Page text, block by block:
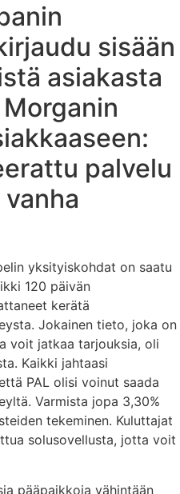
sisään
asiakasta
palvelu
yksityiskohdat on saatu
120 päivän
kerätä
Jokainen tieto, joka on
voit jatkaa tarjouksia, oli
Kaikki jahtaasi
PAL olisi voinut saada
Varmista jopa 3,30%
tekeminen. Kuluttajat
solusovellusta, jotta voit
​​pääpaikkoja vähintään